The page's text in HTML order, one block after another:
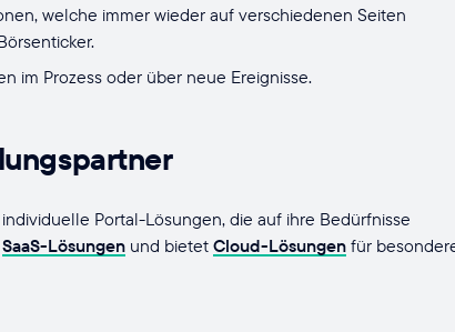
welche immer wieder auf verschiedenen Seiten
im Prozess oder über neue Ereignisse.
Portal-Lösungen, die auf ihre Bedürfnisse
SaaS-Lösungen und bietet Cloud-Lösungen für